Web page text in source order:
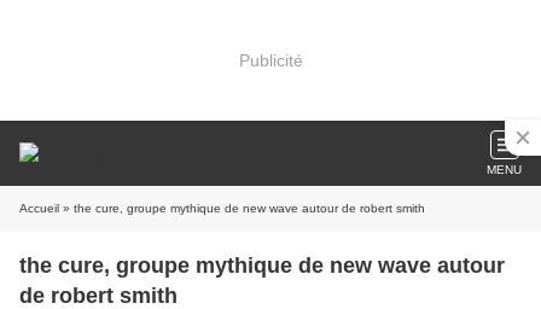
Publicité
MENU
Accueil » the cure, groupe mythique de new wave autour de robert smith
the cure, groupe mythique de new wave autour
de robert smith